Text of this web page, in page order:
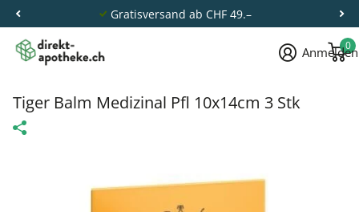
Gratisversand ab CHF 49.–
Anmelden
0
Tiger Balm Medizinal Pfl 10x14cm 3 Stk